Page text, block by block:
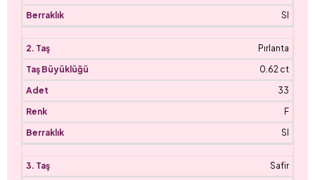
SI
Pırlanta
0.62 ct
33
F
SI
Safir